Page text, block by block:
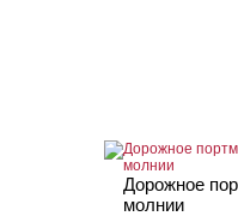
Дорожное
молнии